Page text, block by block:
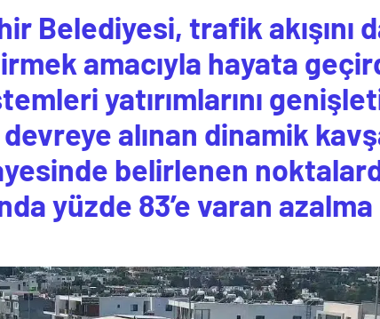
Belediyesi, trafik akışını
amacıyla hayata
yatırımlarını
alınan dinamik
belirlenen
yüzde 83’e varan azalma